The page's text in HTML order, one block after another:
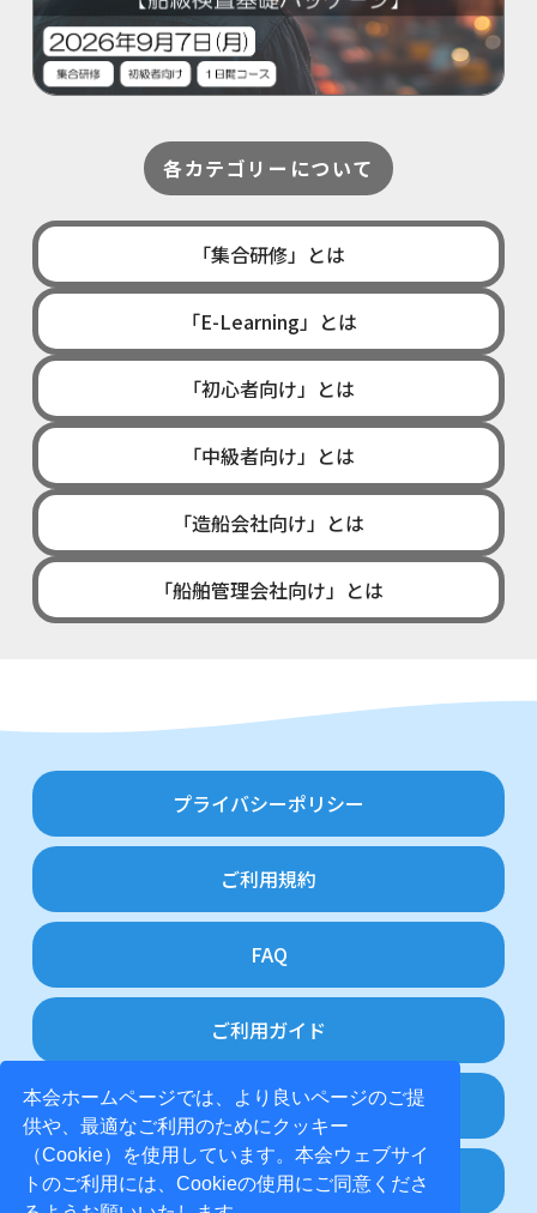
本会ホームページでは、より良いページのご提
供や、最適なご利用のためにクッキー
（Cookie）を使用しています。本会ウェブサイ
トのご利用には、Cookieの使用にご同意くださ
各カテゴリーについて
「集合研修」とは
「E-Learning」とは
「初心者向け」とは
「中級者向け」とは
「造船会社向け」とは
「船舶管理会社向け」とは
プライバシーポリシー
ご利用規約
FAQ
ご利用ガイド
特定商取引法に基づく表記
お問い合わせ